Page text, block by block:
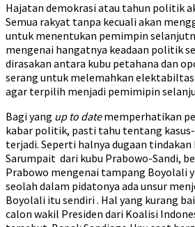
Hajatan demokrasi atau tahun politik
Semua rakyat tanpa kecuali akan
untuk menentukan pemimpin
mengenai hangatnya keadaan politik
dirasakan antara kubu petahana dan
serang untuk melemahkan
agar terpilih menjadi pemimipin
Bagi yang up to datememperhatikan
kabar politik, pasti tahu tentang kasus-
terjadi. Seperti halnya dugaan tindakan
Sarumpait dari kubu Prabowo-Sandi,
Prabowo mengenai tampang Boyolali
seolah dalam pidatonya ada unsur
Boyolali itu sendiri . Hal yang kurang
calon wakil Presiden dari Koalisi